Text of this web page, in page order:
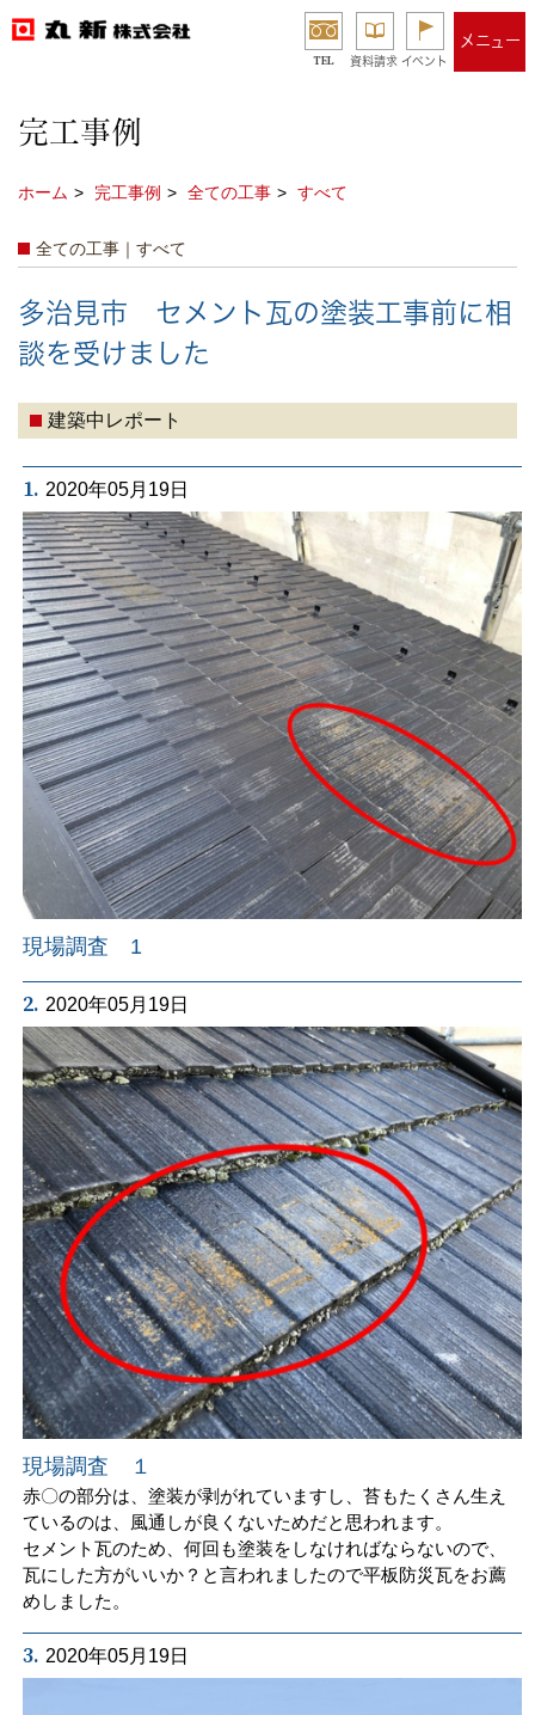
TEL 資料請求 イベント
メニュー
完工事例
ホーム 完工事例 全ての工事 すべて
全ての工事｜すべて
多治見市 セメント瓦の塗装工事前に相
談を受けました
建築中レポート
1. 2020年05月19日
現場調査 1
2. 2020年05月19日
現場調査 １
赤〇の部分は、塗装が剥がれていますし、苔もたくさん生え
ているのは、風通しが良くないためだと思われます。
セメント瓦のため、何回も塗装をしなければならないので、
瓦にした方がいいか？と言われましたので平板防災瓦をお薦
めしました。
3. 2020年05月19日